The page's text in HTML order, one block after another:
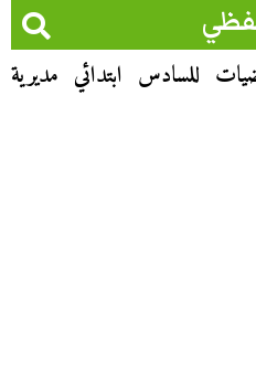
للسادس ابتدائي مديرية